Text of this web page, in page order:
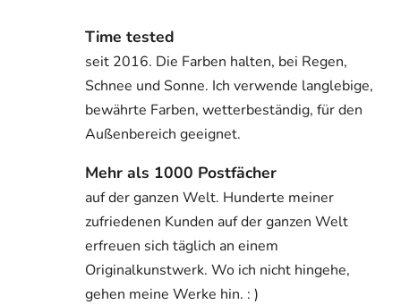
Time tested
seit 2016. Die Farben halten, bei Regen,
Schnee und Sonne. Ich verwende langlebige,
bewährte Farben, wetterbeständig, für den
Außenbereich geeignet.
Mehr als 1000 Postfächer
auf der ganzen Welt. Hunderte meiner
zufriedenen Kunden auf der ganzen Welt
erfreuen sich täglich an einem
Originalkunstwerk. Wo ich nicht hingehe,
gehen meine Werke hin. : )